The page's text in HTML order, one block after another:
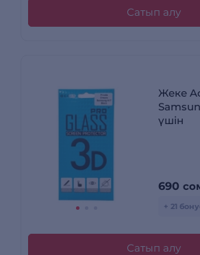
Сатып алу
Жеке
үшін
690
+ 21
Сатып алу